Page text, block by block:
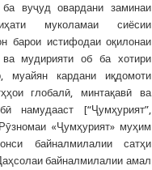
вуҷуд овардани заминаи
муколамаи сиёсии
барои истифодаи оқилонаи
ва мудирияти об ба хотири
муайян кардани иқдомоти
глобалӣ, минтақавӣ ва
намудааст [“Ҷумҳурият”,
«Ҷумҳурият» муҳим
байналмилалии сатҳи
байналмилалии амал